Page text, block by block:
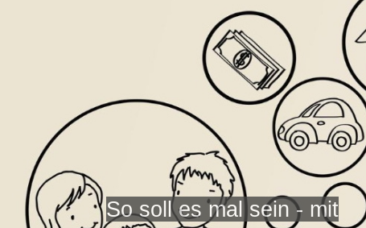
So soll es mal sein - mit